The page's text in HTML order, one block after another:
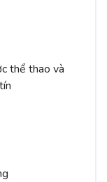
thể thao và